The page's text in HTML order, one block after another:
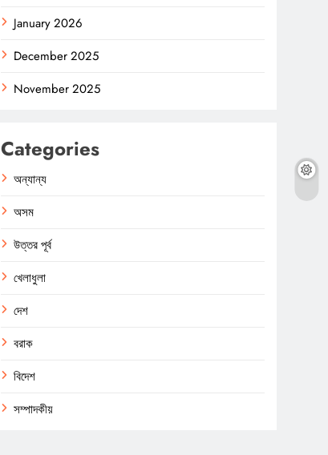
January 2026
December 2025
November 2025
Categories
অন্যান্য
অসম
উত্তর পূর্ব
খেলাধুলা
দেশ
বরাক
বিদেশ
সম্পাদকীয়